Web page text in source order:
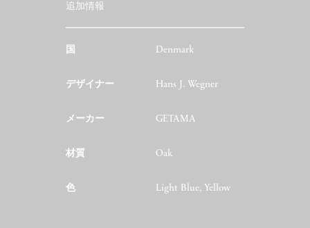
追加情報
国 Denmark
デザイナー Hans J. Wegner
メーカー GETAMA
材質 Oak
色 Light Blue, Yellow